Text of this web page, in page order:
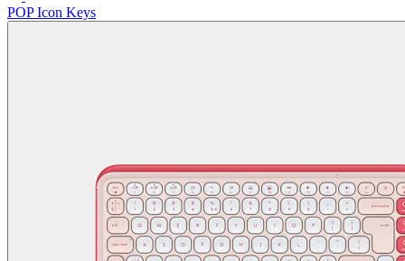
POP Icon Keys